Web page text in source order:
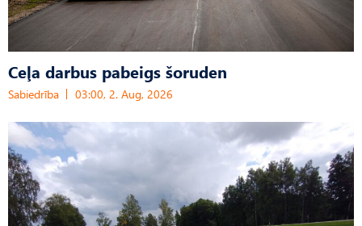
Ceļa darbus pabeigs šoruden
Sabiedrība 03:00, 2. Aug, 2026